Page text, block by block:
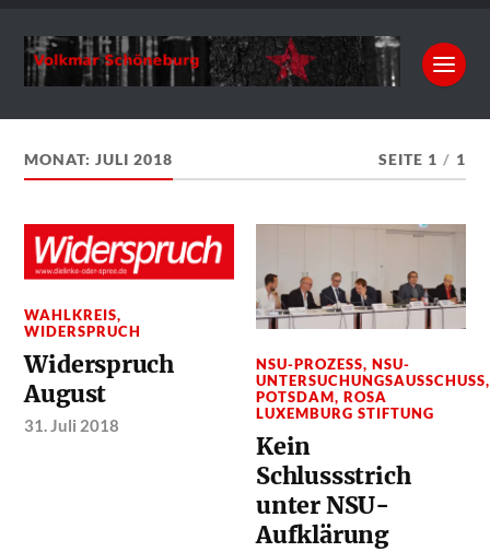
MONAT:JULI 2018 SEITE 1 / 1
WAHLKREIS,
WIDERSPRUCH
Widerspruch
August
31. Juli 2018
NSU-PROZESS,NSU-
UNTERSUCHUNGSAUSSCHUSS,
POTSDAM,ROSA
LUXEMBURG STIFTUNG
Kein
Schlussstrich
unter NSU-
Aufklärung